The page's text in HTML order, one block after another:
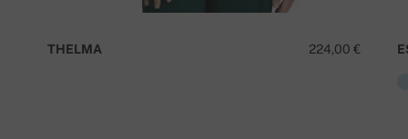
224,00 €
THELMA